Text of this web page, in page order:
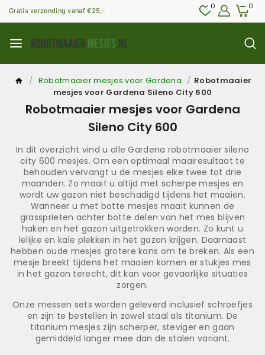
Gratis verzending vanaf €25,- 0 0
/ Robotmaaier mesjes voor Gardena / Robotmaaier
mesjes voor Gardena Sileno City 600
Robotmaaier mesjes voor Gardena
Sileno City 600
In dit overzicht vind u alle Gardena robotmaaier sileno
city 600 mesjes. Om een optimaal maairesultaat te
behouden vervangt u de mesjes elke twee tot drie
maanden. Zo maait u altijd met scherpe mesjes en
wordt uw gazon niet beschadigd tijdens het maaien.
Wanneer u met botte mesjes maait kunnen de
grassprieten achter botte delen van het mes blijven
haken en het gazon uitgetrokken worden. Zo kunt u
lelijke en kale plekken in het gazon krijgen. Daarnaast
hebben oude mesjes grotere kans om te breken. Als een
mesje breekt tijdens het maaien komen er stukjes mes
in het gazon terecht, dit kan voor gevaarlijke situaties
zorgen.
Onze messen sets worden geleverd inclusief schroefjes
en zijn te bestellen in zowel staal als titanium. De
titanium mesjes zijn scherper, steviger en gaan
gemiddeld langer mee dan de stalen variant.